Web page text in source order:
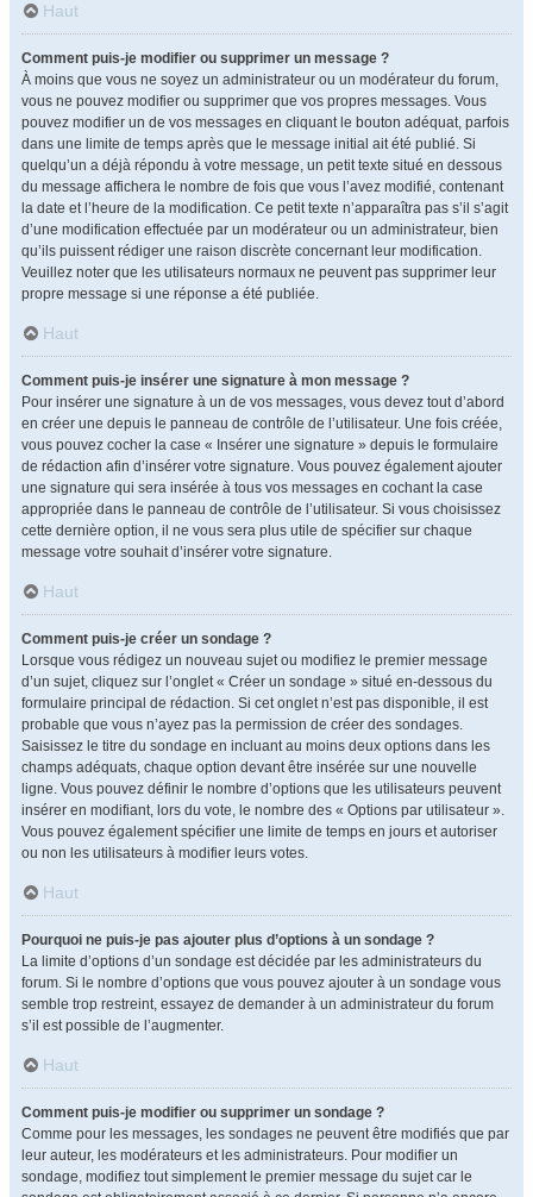
Haut
Comment puis-je modifier ou supprimer un message ?
À moins que vous ne soyez un administrateur ou un modérateur du forum,
vous ne pouvez modifier ou supprimer que vos propres messages. Vous
pouvez modifier un de vos messages en cliquant le bouton adéquat, parfois
dans une limite de temps après que le message initial ait été publié. Si
quelqu’un a déjà répondu à votre message, un petit texte situé en dessous
du message affichera le nombre de fois que vous l’avez modifié, contenant
la date et l’heure de la modification. Ce petit texte n’apparaîtra pas s’il s’agit
d’une modification effectuée par un modérateur ou un administrateur, bien
qu’ils puissent rédiger une raison discrète concernant leur modification.
Veuillez noter que les utilisateurs normaux ne peuvent pas supprimer leur
propre message si une réponse a été publiée.
Haut
Comment puis-je insérer une signature à mon message ?
Pour insérer une signature à un de vos messages, vous devez tout d’abord
en créer une depuis le panneau de contrôle de l’utilisateur. Une fois créée,
vous pouvez cocher la case « Insérer une signature » depuis le formulaire
de rédaction afin d’insérer votre signature. Vous pouvez également ajouter
une signature qui sera insérée à tous vos messages en cochant la case
appropriée dans le panneau de contrôle de l’utilisateur. Si vous choisissez
cette dernière option, il ne vous sera plus utile de spécifier sur chaque
message votre souhait d’insérer votre signature.
Haut
Comment puis-je créer un sondage ?
Lorsque vous rédigez un nouveau sujet ou modifiez le premier message
d’un sujet, cliquez sur l’onglet « Créer un sondage » situé en-dessous du
formulaire principal de rédaction. Si cet onglet n’est pas disponible, il est
probable que vous n’ayez pas la permission de créer des sondages.
Saisissez le titre du sondage en incluant au moins deux options dans les
champs adéquats, chaque option devant être insérée sur une nouvelle
ligne. Vous pouvez définir le nombre d’options que les utilisateurs peuvent
insérer en modifiant, lors du vote, le nombre des « Options par utilisateur ».
Vous pouvez également spécifier une limite de temps en jours et autoriser
ou non les utilisateurs à modifier leurs votes.
Haut
Pourquoi ne puis-je pas ajouter plus d’options à un sondage ?
La limite d’options d’un sondage est décidée par les administrateurs du
forum. Si le nombre d’options que vous pouvez ajouter à un sondage vous
semble trop restreint, essayez de demander à un administrateur du forum
s’il est possible de l’augmenter.
Haut
Comment puis-je modifier ou supprimer un sondage ?
Comme pour les messages, les sondages ne peuvent être modifiés que par
leur auteur, les modérateurs et les administrateurs. Pour modifier un
sondage, modifiez tout simplement le premier message du sujet car le